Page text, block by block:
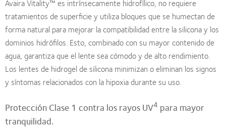
Avaira Vitality™ es intrínsecamente hidrofílico, no requiere
tratamientos de superficie y utiliza bloques que se humectan de
forma natural para mejorar la compatibilidad entre la silicona y los
dominios hidrófilos. Esto, combinado con su mayor contenido de
agua, garantiza que el lente sea cómodo y de alto rendimiento.
Los lentes de hidrogel de silicona minimizan o eliminan los signos
y síntomas relacionados con la hipoxia durante su uso.
Protección Clase 1 contra los rayos UV4 para mayor
tranquilidad.